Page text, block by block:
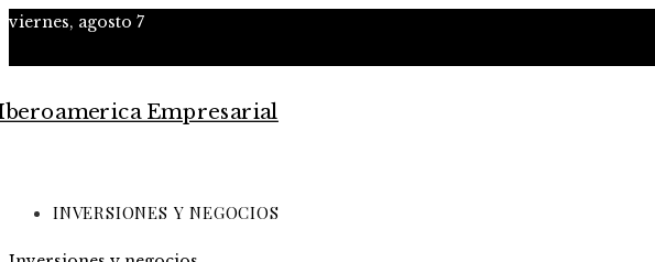
viernes, agosto 7
INVERSIONES Y NEGOCIOS